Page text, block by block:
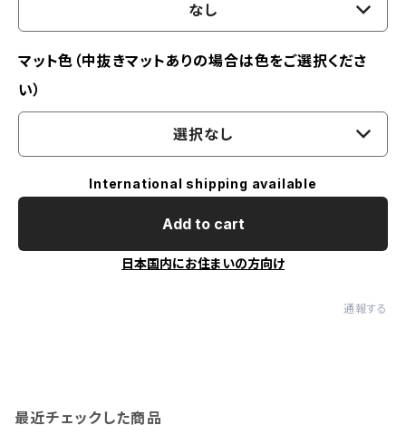
なし
マット色（中抜きマットありの場合は色をご選択くださ
い）
選択なし
International shipping available
Add to cart
日本国内にお住まいの方向け
通報する
最近チェックした商品